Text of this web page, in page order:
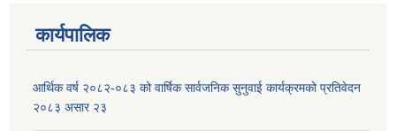
कार्यपालिक
आर्थिक वर्ष २०८२-०८३ को वार्षिक सार्वजनिक सुनुवाई कार्यक्रमको प्रतिवेदन
२०८३ असार २३